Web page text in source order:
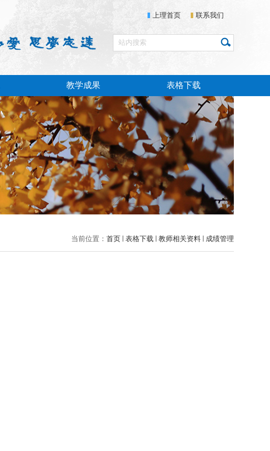
上理首页 联系我们
教学成果 表格下载
当前位置： 首页 表格下载 教师相关资料 成绩管理